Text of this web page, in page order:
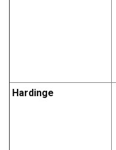
Hardinge